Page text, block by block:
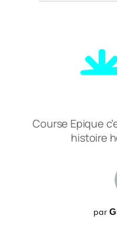
Course Epique
histoire
par